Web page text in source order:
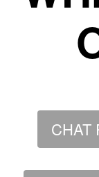
CHAT